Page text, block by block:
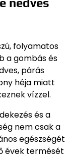
nedves
folyamatos
a gombás és
párás
héja miatt
vízzel.
és a
nem csak a
egészségét
évek termését